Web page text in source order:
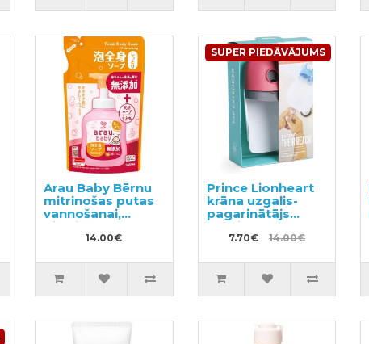
Arau Baby Bērnu
mitrinošas putas
vannošanai,
pildviela 400ml
14.00€
SUPER PIEDĀVĀJUMS
Prince Lionheart
krāna uzgalis-
pagarinātājs
bērniem
7.70€ 14.00€